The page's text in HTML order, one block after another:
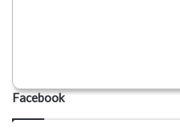
Facebook